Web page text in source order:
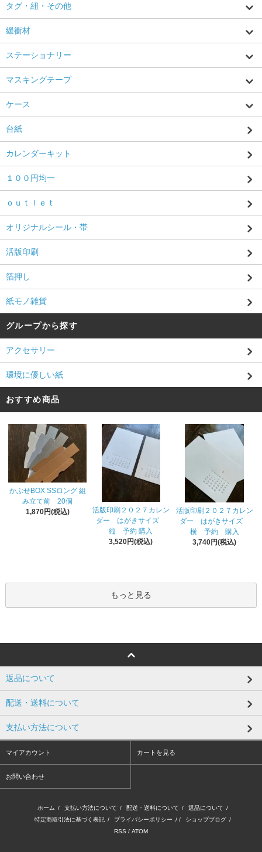
タグ・紐・その他
緩衝材
ステーショナリー
マスキングテープ
ケース
台紙
カレンダーキット
１００円均一
ｏｕｔｌｅｔ
オリジナルシール・帯
活版印刷
箔押し
紙モノ雑貨
グループから探す
アクセサリー
環境に優しい紙
おすすめ商品
かぶせBOX SSロング 組
み立て前 20個
1,870円(税込)
活版印刷２０２７カレン
ダー はがきサイズ
縦 予約 購入
3,520円(税込)
活版印刷２０２７カレン
ダー はがきサイズ
横 予約 購入
3,740円(税込)
もっと見る
返品について
配送・送料について
支払い方法について
マイアカウント カートを見る
お問い合わせ
ホーム / 支払い方法について / 配送・送料について / 返品について /
特定商取引法に基づく表記 / プライバシーポリシー / / ショップブログ /
RSS / ATOM